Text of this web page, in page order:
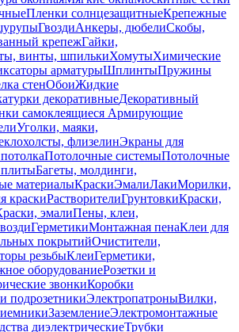
Пленки солнцезащитныеКрепежные
ГвоздиАнкеры, дюбелиСкобы,
крепежГайки,
винты, шпилькиХомутыХимические
арматурыШплинтыПружины
стенОбоиЖидкие
декоративныеДекоративный
самоклеящиеся Армирующие
Уголки, маяки,
флизелинЭкраны для
Потолочные системыПотолочные
Багеты, молдинги,
материалыКраскиЭмалиЛакиМорилки,
краскиРастворителиГрунтовкиКраски,
эмалиПены, клеи,
ГерметикиМонтажная пенаКлеи для
покрытийОчистители,
резьбыКлеиГерметики,
оборудованиеРозетки и
звонкиКоробки
подрозетникиЭлектропатроныВилки,
ЗаземлениеЭлектромонтажные
диэлектрическиеТрубки